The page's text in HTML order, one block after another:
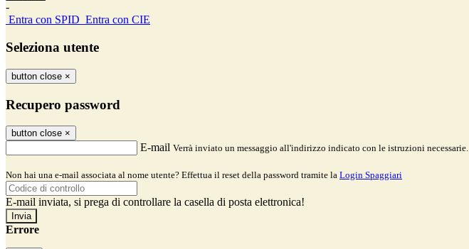
-
Entra con SPID Entra con CIE
Seleziona utente
button close ×
Recupero password
button close ×
E-mail Verrà inviato un messaggio all'indirizzo indicato con le istruzioni necessarie.
Non hai una e-mail associata al nome utente? Effettua il reset della password tramite la Login Spaggiari
E-mail inviata, si prega di controllare la casella di posta elettronica!
Errore